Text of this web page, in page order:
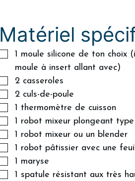
Matériel
1 moule silicone de ton choix
moule à insert allant avec)
2 casseroles
2 culs-de-poule
1 thermomètre de cuisson
1 robot mixeur plongeant type
1 robot mixeur ou un blender
1 robot pâtissier avec une
1 maryse
1 spatule résistant aux très